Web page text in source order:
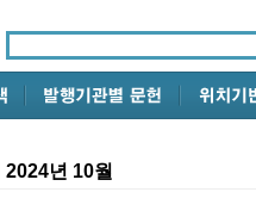
년 10월